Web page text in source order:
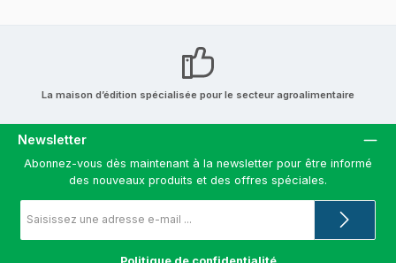
La maison d’édition spécialisée pour le secteur agroalimentaire
Newsletter
Abonnez-vous dès maintenant à la newsletter pour être informé
des nouveaux produits et des offres spéciales.
e-
*